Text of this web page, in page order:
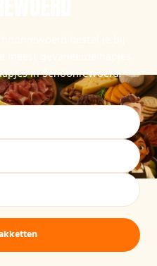
in Schoonrewoerd.